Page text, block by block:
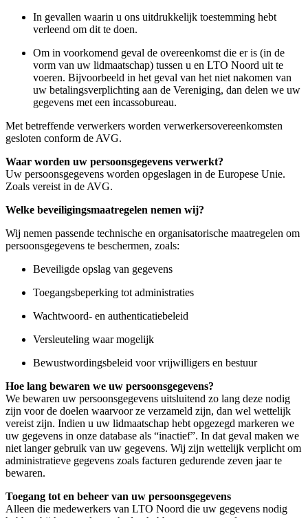
In gevallen waarin u ons uitdrukkelijk toestemming hebt
verleend om dit te doen.
Om in voorkomend geval de overeenkomst die er is (in de
vorm van uw lidmaatschap) tussen u en LTO Noord uit te
voeren. Bijvoorbeeld in het geval van het niet nakomen van
uw betalingsverplichting aan de Vereniging, dan delen we uw
gegevens met een incassobureau.
Met betreffende verwerkers worden verwerkersovereenkomsten
gesloten conform de AVG.
Waar worden uw persoonsgegevens verwerkt?
Uw persoonsgegevens worden opgeslagen in de Europese Unie.
Zoals vereist in de AVG.
Welke beveiligingsmaatregelen nemen wij?
Wij nemen passende technische en organisatorische maatregelen om
persoonsgegevens te beschermen, zoals:
Beveiligde opslag van gegevens
Toegangsbeperking tot administraties
Wachtwoord- en authenticatiebeleid
Versleuteling waar mogelijk
Bewustwordingsbeleid voor vrijwilligers en bestuur
Hoe lang bewaren we uw persoonsgegevens?
We bewaren uw persoonsgegevens uitsluitend zo lang deze nodig
zijn voor de doelen waarvoor ze verzameld zijn, dan wel wettelijk
vereist zijn. Indien u uw lidmaatschap hebt opgezegd markeren we
uw gegevens in onze database als “inactief”. In dat geval maken we
niet langer gebruik van uw gegevens. Wij zijn wettelijk verplicht om
administratieve gegevens zoals facturen gedurende zeven jaar te
bewaren.
Toegang tot en beheer van uw persoonsgegevens
Alleen die medewerkers van LTO Noord die uw gegevens nodig